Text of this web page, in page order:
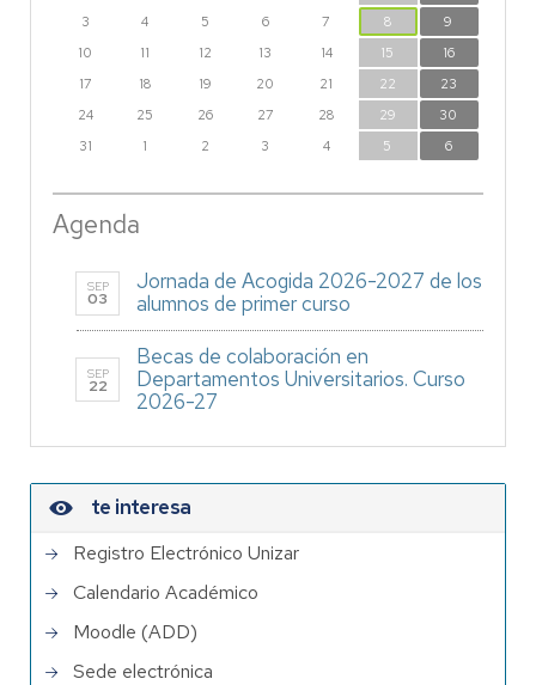
3
4 5 6 7 8
9
10
11 12 13 14 15
16
17
18 19 20 21 22
23
24
25 26 27 28 29
30
31
1 2 3 4 5 6
Agenda
SEP
03
Jornada de Acogida 2026-2027 de los
alumnos de primer curso
SEP
22
Becas de colaboración en
Departamentos Universitarios. Curso
2026-27
te interesa
Registro Electrónico Unizar
Calendario Académico
Moodle (ADD)
Sede electrónica